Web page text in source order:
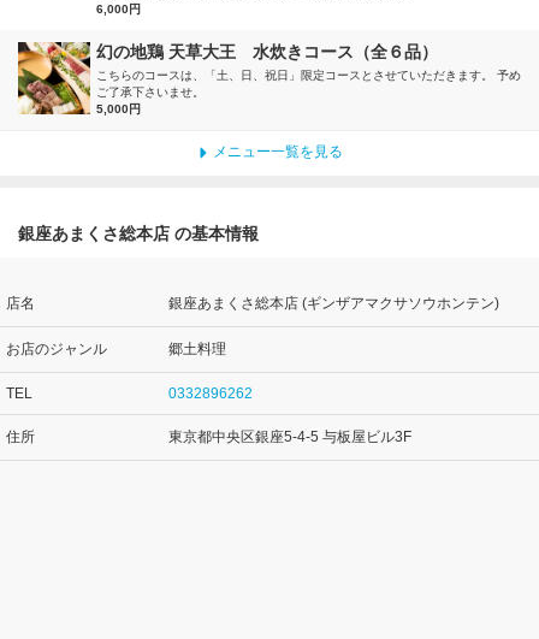
6,000円
幻の地鶏 天草大王 水炊きコース（全６品）
こちらのコースは、「土、日、祝日」限定コースとさせていただきます。 予め
ご了承下さいませ。
5,000円
メニュー一覧を見る
銀座あまくさ総本店 の基本情報
店名 銀座あまくさ総本店 (ギンザアマクサソウホンテン)
お店のジャンル 郷土料理
TEL 0332896262
住所 東京都中央区銀座5-4-5 与板屋ビル3F